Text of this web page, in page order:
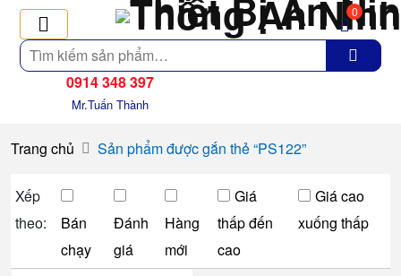
Tìm
kiếm
0
0914 348 397
Mr.Tuấn Thành
Trang chủ Sản phẩm được gắn thẻ “PS122”
Xếp
theo:
Bán
chạy
Đánh
giá
Hàng
mới
Giá
thấp đến
cao
Giá cao
xuống thấp